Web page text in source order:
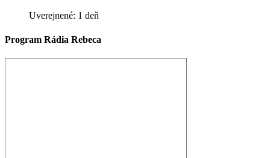
Uverejnené: 1 deň
Program Rádia Rebeca